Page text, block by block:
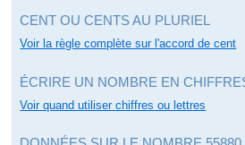
CENT OU CENTS AU PLURIEL
Voir la règle complète sur l'accord de cent
ÉCRIRE UN NOMBRE EN
Voir quand utiliser chiffres ou lettres